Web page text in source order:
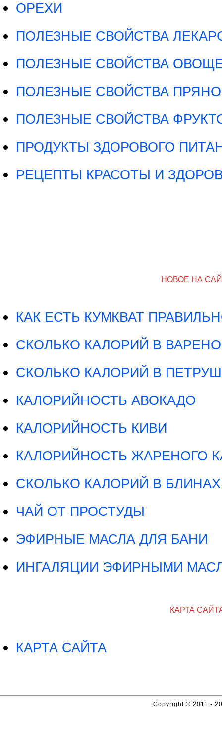
ОРЕХИ
ПОЛЕЗНЫЕ СВОЙСТВА
ПОЛЕЗНЫЕ СВОЙСТВА
ПОЛЕЗНЫЕ СВОЙСТВА
ПОЛЕЗНЫЕ СВОЙСТВА
ПРОДУКТЫ ЗДОРОВОГО
РЕЦЕПТЫ КРАСОТЫ И
НОВОЕ НА
КАК ЕСТЬ КУМКВАТ
СКОЛЬКО КАЛОРИЙ В
СКОЛЬКО КАЛОРИЙ В
КАЛОРИЙНОСТЬ АВОКАДО
КАЛОРИЙНОСТЬ КИВИ
КАЛОРИЙНОСТЬ ЖАРЕНОГО
СКОЛЬКО КАЛОРИЙ В
ЧАЙ ОТ ПРОСТУДЫ
ЭФИРНЫЕ МАСЛА ДЛЯ БАНИ
ИНГАЛЯЦИИ ЭФИРНЫМИ
КАРТА
КАРТА САЙТА
Copyright © 2011 -